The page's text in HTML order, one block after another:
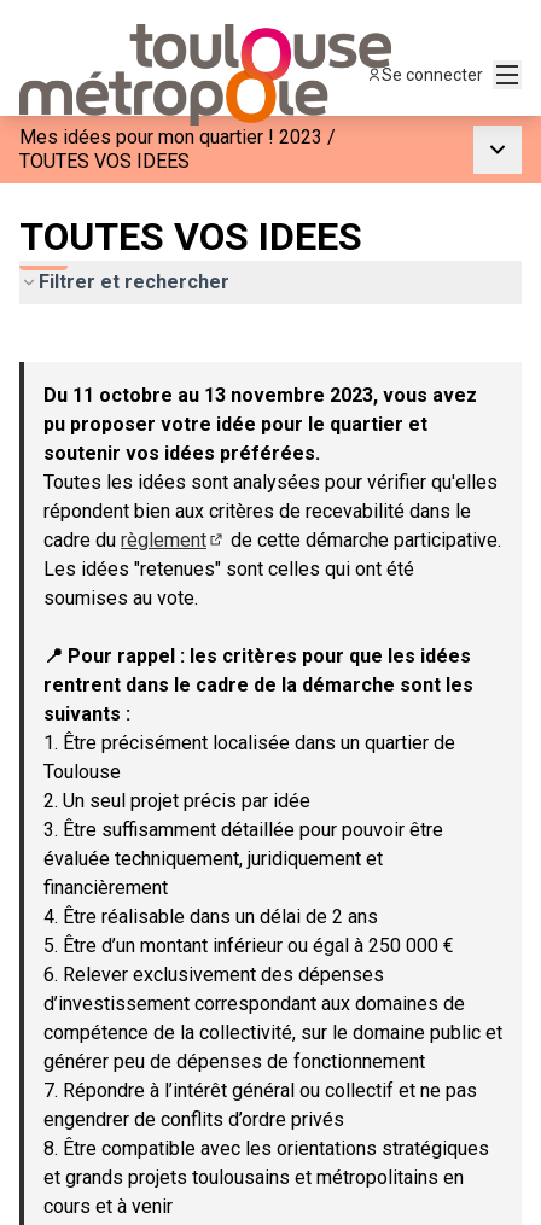
Se connecter
Mes idées pour mon quartier ! 2023 /
TOUTES VOS IDEES
TOUTES VOS IDEES
Filtrer et rechercher
−
Du 11 octobre au 13 novembre 2023, vous avez
pu proposer votre idée pour le quartier et
soutenir vos idées préférées.
Toutes les idées sont analysées pour vérifier qu'elles
répondent bien aux critères de recevabilité dans le
cadre du règlement
(Lien externe)
de cette démarche participative.
Les idées "retenues" sont celles qui ont été
soumises au vote.
📍 Pour rappel : les critères pour que les idées
rentrent dans le cadre de la démarche sont les
suivants :
1. Être précisément localisée dans un quartier de
Toulouse
2. Un seul projet précis par idée
3. Être suffisamment détaillée pour pouvoir être
évaluée techniquement, juridiquement et
financièrement
4. Être réalisable dans un délai de 2 ans
5. Être d’un montant inférieur ou égal à 250 000 €
6. Relever exclusivement des dépenses
d’investissement correspondant aux domaines de
compétence de la collectivité, sur le domaine public et
générer peu de dépenses de fonctionnement
7. Répondre à l’intérêt général ou collectif et ne pas
engendrer de conflits d’ordre privés
8. Être compatible avec les orientations stratégiques
et grands projets toulousains et métropolitains en
cours et à venir